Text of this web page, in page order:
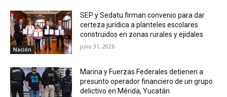
Nación
SEP y Sedatu firman convenio para dar
certeza jurídica a planteles escolares
construidos en zonas rurales y ejidales
julio 31, 2026
Marina y Fuerzas Federales detienen a
presunto operador financiero de un grupo
delictivo en Mérida, Yucatán